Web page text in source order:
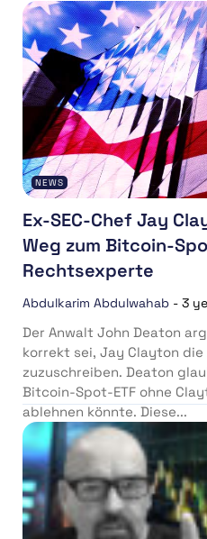
NEWS
Ex-SEC-Chef Jay
Weg zum Bitcoin-
Rechtsexperte
Abdulkarim Abdulwahab - 3
Der Anwalt John Deaton
korrekt sei, Jay Clayton die
zuzuschreiben. Deaton
Bitcoin-Spot-ETF ohne
ablehnen könnte. Diese...